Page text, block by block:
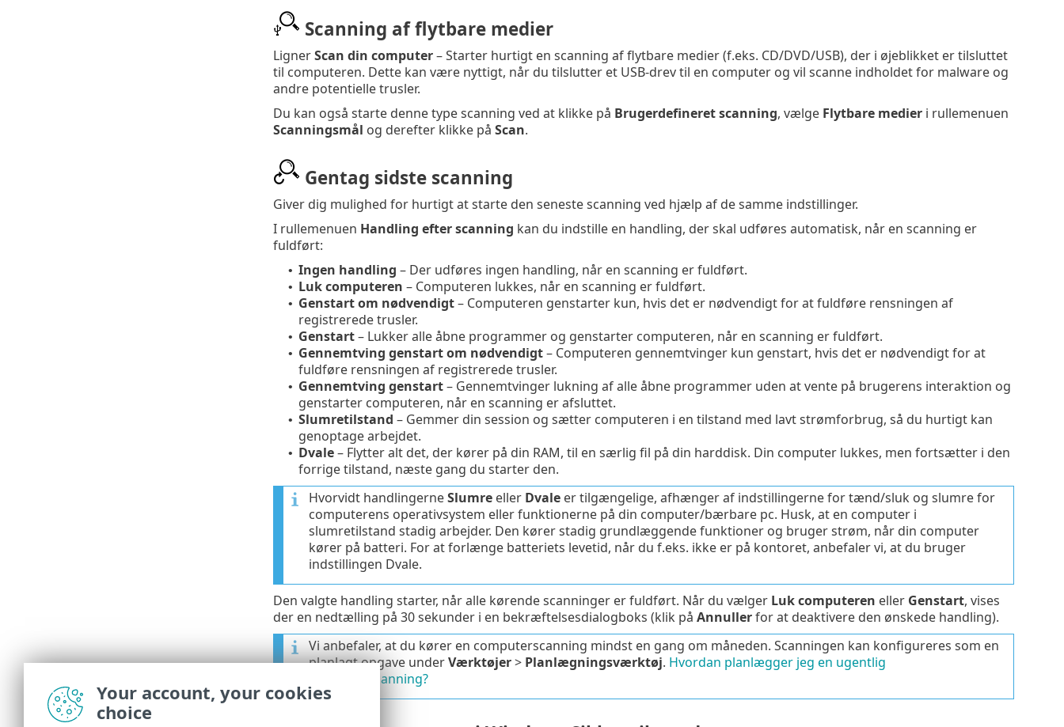
Scanning af flytbare medier
LignerScan din computer– Starter hurtigt en scanning af flytbare medier (f.eks. CD/DVD/USB), der i øjeblikket er tilsluttet
til computeren. Dette kan være nyttigt, når du tilslutter et USB-drev til en computer og vil scanne indholdet for malware og
andre potentielle trusler.
Du kan også starte denne type scanning ved at klikke på Brugerdefineret scanning, vælge Flytbare medieri rullemenuen
Scanningsmål og derefter klikke på Scan.
Gentag sidste scanning
Giver dig mulighed for hurtigt at starte den seneste scanning ved hjælp af de samme indstillinger.
I rullemenuen Handling efter scanning kan du indstille en handling, der skal udføres automatisk, når en scanning er
fuldført:
• Ingen handling – Der udføres ingen handling, når en scanning er fuldført.
• Luk computeren – Computeren lukkes, når en scanning er fuldført.
• Genstart om nødvendigt– Computeren genstarter kun, hvis det er nødvendigt for at fuldføre rensningen af
registrerede trusler.
• Genstart– Lukker alle åbne programmer og genstarter computeren, når en scanning er fuldført.
• Gennemtving genstart om nødvendigt– Computeren gennemtvinger kun genstart, hvis det er nødvendigt for at
fuldføre rensningen af registrerede trusler.
• Gennemtving genstart– Gennemtvinger lukning af alle åbne programmer uden at vente på brugerens interaktion og
genstarter computeren, når en scanning er afsluttet.
• Slumretilstand – Gemmer din session og sætter computeren i en tilstand med lavt strømforbrug, så du hurtigt kan
genoptage arbejdet.
• Dvale– Flytter alt det, der kører på din RAM, til en særlig fil på din harddisk. Din computer lukkes, men fortsætter i den
forrige tilstand, næste gang du starter den.
Hvorvidt handlingerneSlumreeller Dvaleer tilgængelige, afhænger af indstillingerne for tænd/sluk og slumre for
computerens operativsystem eller funktionerne på din computer/bærbare pc. Husk, at en computer i
slumretilstand stadig arbejder. Den kører stadig grundlæggende funktioner og bruger strøm, når din computer
kører på batteri. For at forlænge batteriets levetid, når du f.eks. ikke er på kontoret, anbefaler vi, at du bruger
indstillingen Dvale.
Den valgte handling starter, når alle kørende scanninger er fuldført. Når du vælger Luk computeren eller Genstart, vises
der en nedtælling på 30 sekunder i en bekræftelsesdialogboks (klik på Annullerfor at deaktivere den ønskede handling).
Vi anbefaler, at du kører en computerscanning mindst en gang om måneden. Scanningen kan konfigureres som en
planlagt opgave underVærktøjer> Planlægningsværktøj. Hvordan planlægger jeg en ugentlig
computerscanning?
Your account, your cookies
choice